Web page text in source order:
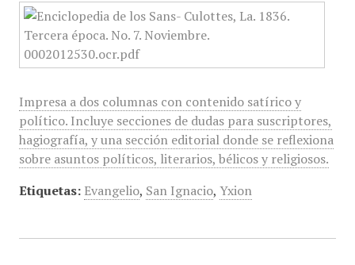
Impresa a dos columnas con contenido satírico y
político. Incluye secciones de dudas para suscriptores,
hagiografía, y una sección editorial donde se reflexiona
sobre asuntos políticos, literarios, bélicos y religiosos.
Etiquetas: Evangelio, San Ignacio, Yxion